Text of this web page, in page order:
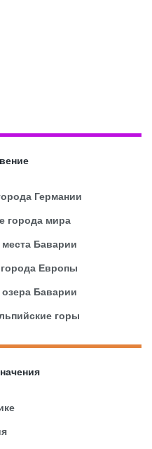
Германии
города мира
Баварии
Европы
Баварии
горы